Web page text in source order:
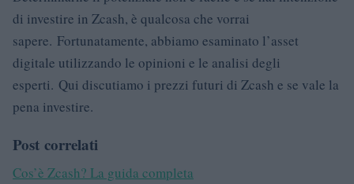
di investire in Zcash, è qualcosa che vorrai
sapere. Fortunatamente, abbiamo esaminato l’asset
digitale utilizzando le opinioni e le analisi degli
esperti. Qui discutiamo i prezzi futuri di Zcash e se vale la
pena investire.
Post correlati
Cos’è Zcash? La guida completa